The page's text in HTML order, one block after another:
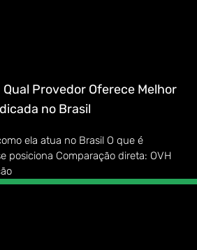
Qual Provedor Oferece Melhor
no Brasil
ela atua no Brasil O que é
posiciona Comparação direta: OVH